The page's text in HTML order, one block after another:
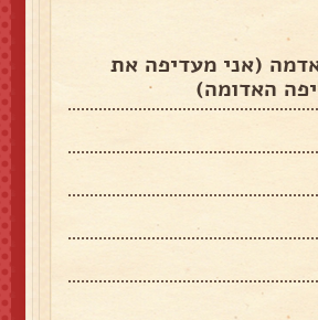
אדמה (אני מעדיפה את
האדומה)